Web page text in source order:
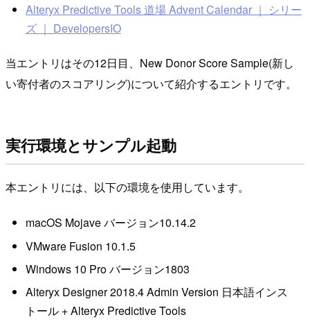
Alteryx Predictive Tools 道場 Advent Calendar ｜ シリー
ズ ｜ DevelopersIO
当エントリはその12日目、New Donor Score Sample(新し
い寄付者のスコアリング)について紹介するエントリです。
実行環境とサンプル起動
本エントリには、以下の環境を使用しています。
macOS Mojave バージョン10.14.2
VMware Fusion 10.1.5
Windows 10 Pro バージョン1803
Alteryx Designer 2018.4 Admin Version 日本語インス
トール + Alteryx Predictive Tools